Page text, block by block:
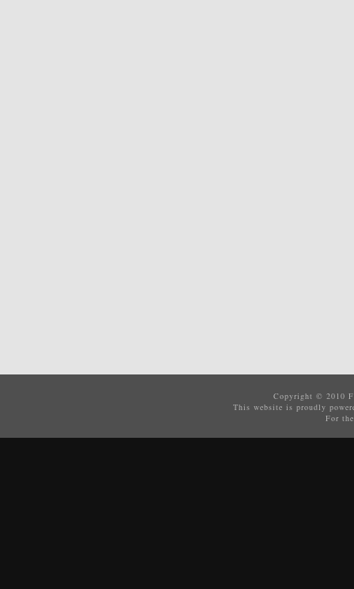
Copyright © 2010
This website is proudly
For